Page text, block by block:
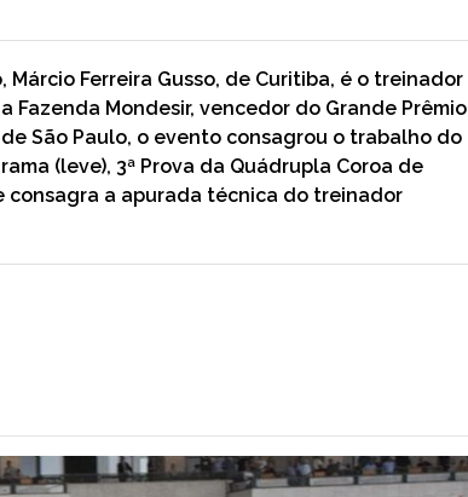
Ferreira Gusso, de Curitiba, é o treinador
Mondesir, vencedor do Grande Prêmio
São Paulo, o evento consagrou o trabalho do
(leve), 3ª Prova da Quádrupla Coroa de
consagra a apurada técnica do treinador